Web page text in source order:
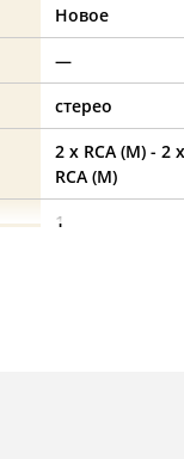
Новое
—
стерео
2 x RCA (M) - 2 x
RCA (M)
1